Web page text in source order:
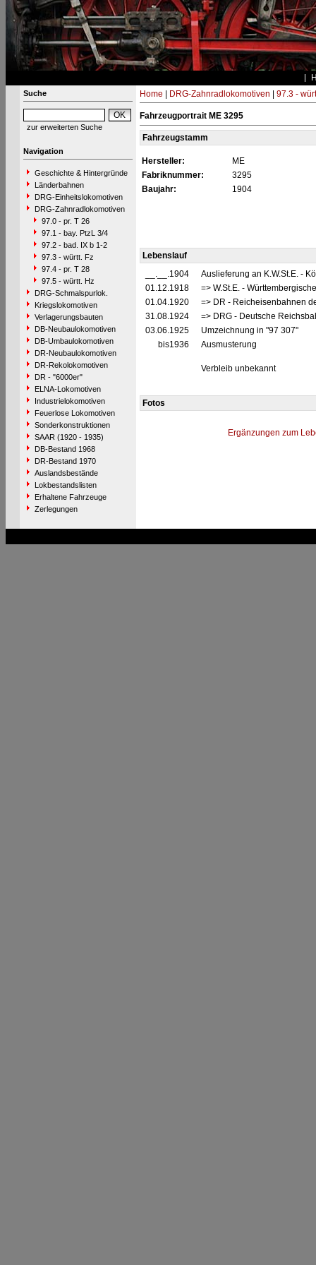
Suche
zur erweiterten Suche
Navigation
Geschichte & Hintergründe
Länderbahnen
DRG-Einheitslokomotiven
DRG-Zahnradlokomotiven
97.0 - pr. T 26
97.1 - bay. PtzL 3/4
97.2 - bad. IX b 1-2
97.3 - württ. Fz
97.4 - pr. T 28
97.5 - württ. Hz
DRG-Schmalspurlok.
Kriegslokomotiven
Verlagerungsbauten
DB-Neubaulokomotiven
DB-Umbaulokomotiven
DR-Neubaulokomotiven
DR-Rekolokomotiven
DR - "6000er"
ELNA-Lokomotiven
Industrielokomotiven
Feuerlose Lokomotiven
Sonderkonstruktionen
SAAR (1920 - 1935)
DB-Bestand 1968
DR-Bestand 1970
Auslandsbestände
Lokbestandslisten
Erhaltene Fahrzeuge
Zerlegungen
Home DRG-Zahnradlokomotiven 97.3 -
Fahrzeugportrait ME 3295
Fahrzeugstamm
Hersteller:
ME
Fabriknummer:
3295
Baujahr:
1904
Lebenslauf
__.__.1904
Auslieferung an K.W.St.E. -
01.12.1918
=> W.St.E. -
01.04.1920
=> DR - Reicheisenbahnen
31.08.1924
=> DRG - Deutsche
03.06.1925
Umzeichnung in "97 307"
bis1936
Ausmusterung
Verbleib unbekannt
Fotos
Ergänzungen zum